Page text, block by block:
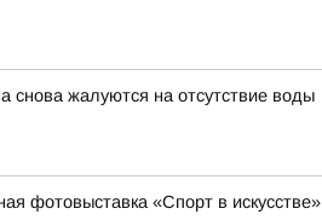
снова жалуются на отсутствие воды
фотовыставка «Спорт в искусстве»